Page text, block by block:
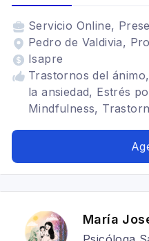
Servicio Online,
Pedro de Valdivia,
Isapre
Trastornos del
la ansiedad, Estrés
Mindfulness,
relacionales,
María